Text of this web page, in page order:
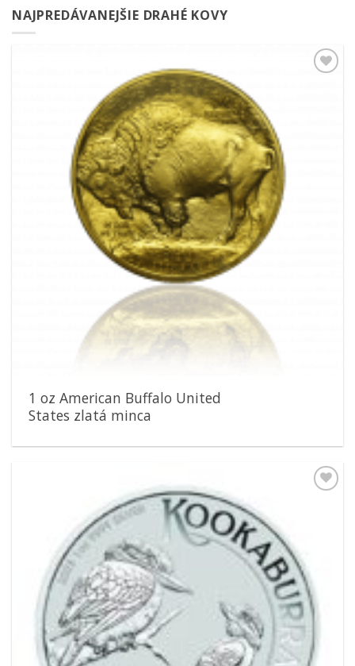
NAJPREDÁVANEJŠIE DRAHÉ KOVY
1 oz American Buffalo United
States zlatá minca